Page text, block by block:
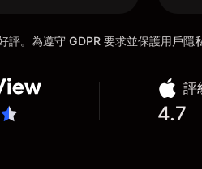
評。為遵守 GDPR 要求並保護用戶隱
評
4.7